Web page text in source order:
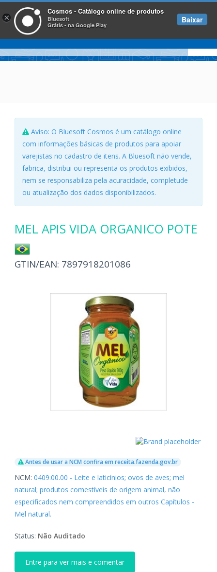
Aviso: O Bluesoft Cosmos é um catálogo online
com informações básicas de produtos para apoiar
varejistas no cadastro de itens. A Bluesoft não vende,
fabrica, distribui ou representa os produtos exibidos,
nem se responsabiliza pela acuracidade, completude
ou atualização dos dados disponibilizados.
MEL APIS VIDA ORGANICO POTE
GTIN/EAN: 7897918201086
Antes de usar a NCM confira em receita.fazenda.gov.br
NCM: 0409.00.00 - Leite e laticínios; ovos de aves; mel
natural; produtos comestíveis de origem animal, não
especificados nem compreendidos em outros Capítulos -
Mel natural.
Status: Não Auditado
Entre para ver mais e comentar
×
Cosmos - Catálogo online de produtos
Bluesoft
Grátis - na Google Play
Baixar